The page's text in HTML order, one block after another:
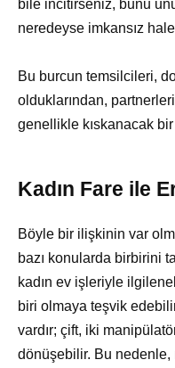
bile incitirseniz, bunu
neredeyse imkansız
Bu burcun temsilcileri,
olduklarından,
genellikle kıskanacak
Kadın Fare ile
Böyle bir ilişkinin var
bazı konularda birbirini
kadın ev işleriyle
biri olmaya teşvik
vardır; çift, iki
dönüşebilir. Bu nedenle,